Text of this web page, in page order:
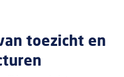
toezicht en